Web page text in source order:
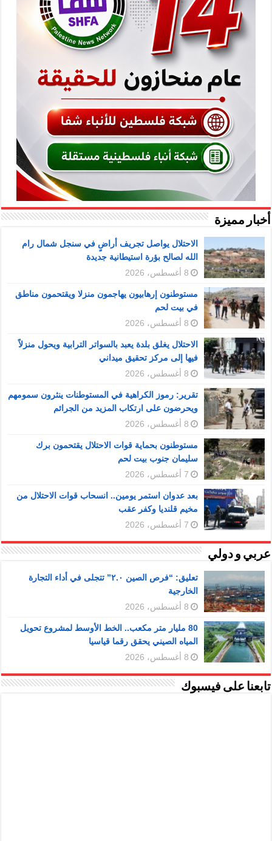
أخبار مميزة
الاحتلال يواصل تجريف أراضٍ في سنجل شمال رام
الله لصالح بؤرة استيطانية جديدة
8 أغسطس، 2026
مستوطنون إرهابيون يهاجمون منزلا ويقتحمون مناطق
في بيت لحم
8 أغسطس، 2026
الاحتلال يغلق بلدة يعبد بالسواتر الترابية ويحول منزلاً
فيها إلى مركز تحقيق ميداني
8 أغسطس، 2026
تقرير: رموز الكراهية في المستوطنات ينثرون سمومهم
ويحرضون على ارتكاب المزيد من الجرائم
8 أغسطس، 2026
مستوطنون بحماية قوات الاحتلال يقتحمون برك
سليمان جنوب بيت لحم
7 أغسطس، 2026
بعد عدوان استمر يومين.. انسحاب قوات الاحتلال من
مخيم قلنديا وكفر عقب
7 أغسطس، 2026
عربي و دولي
تعليق: “فرص الصين ٢.٠” تتجلى في أداء التجارة
الخارجية
8 أغسطس، 2026
80 مليار متر مكعب.. الخط الأوسط لمشروع تحويل
المياه الصيني يحقق رقما قياسيا
8 أغسطس، 2026
تابعنا على فيسبوك